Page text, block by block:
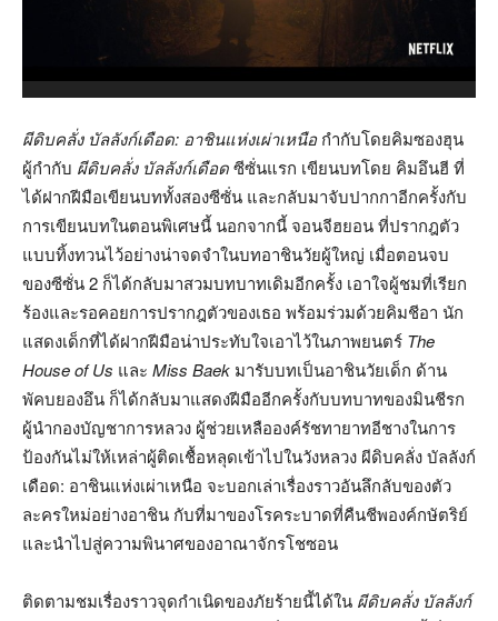
ผีดิบคลั่ง บัลลังก์เดือด: อาชินแห่งเผ่าเหนือกำกับโดยคิมซองฮุน
ผู้กำกับ ผีดิบคลั่ง บัลลังก์เดือดซีซั่นแรก เขียนบทโดย คิมอึนฮี ที่
ได้ฝากฝีมือเขียนบททั้งสองซีซั่น และกลับมาจับปากกาอีกครั้งกับ
การเขียนบทในตอนพิเศษนี้ นอกจากนี้ จอนจีฮยอน ที่ปรากฎตัว
แบบทิ้งทวนไว้อย่างน่าจดจำในบทอาชินวัยผู้ใหญ่ เมื่อตอนจบ
ของซีซั่น 2 ก็ได้กลับมาสวมบทบาทเดิมอีกครั้ง เอาใจผู้ชมที่เรียก
ร้องและรอคอยการปรากฎตัวของเธอ พร้อมร่วมด้วยคิมชีอา นัก
แสดงเด็กที่ได้ฝากฝีมือน่าประทับใจเอาไว้ในภาพยนตร์ The
House of Us และ Miss Baek มารับบทเป็นอาชินวัยเด็ก ด้าน
พัคบยองอึน ก็ได้กลับมาแสดงฝีมืออีกครั้งกับบทบาทของมินชีรก
ผู้นำกองบัญชาการหลวง ผู้ช่วยเหลือองค์รัชทายาทอีชางในการ
ป้องกันไม่ให้เหล่าผู้ติดเชื้อหลุดเข้าไปในวังหลวง ผีดิบคลั่ง บัลลังก์
เดือด: อาชินแห่งเผ่าเหนือ จะบอกเล่าเรื่องราวอันลึกลับของตัว
ละครใหม่อย่างอาชิน กับที่มาของโรคระบาดที่คืนชีพองค์กษัตริย์
และนำไปสู่ความพินาศของอาณาจักรโชซอน
ติดตามชมเรื่องราวจุดกำเนิดของภัยร้ายนี้ได้ใน ผีดิบคลั่ง บัลลังก์